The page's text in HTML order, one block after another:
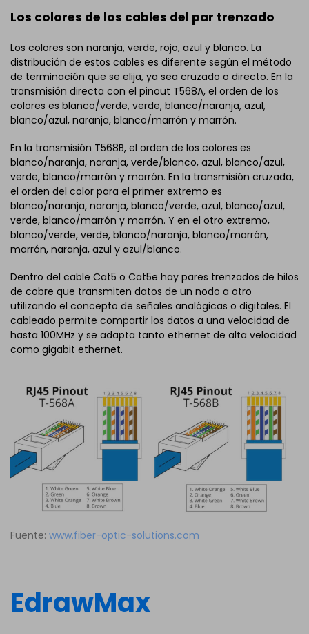
Los colores de los cables del par trenzado
Los colores son naranja, verde, rojo, azul y blanco. La
distribución de estos cables es diferente según el método
de terminación que se elija, ya sea cruzado o directo. En la
transmisión directa con el pinout T568A, el orden de los
colores es blanco/verde, verde, blanco/naranja, azul,
blanco/azul, naranja, blanco/marrón y marrón.
En la transmisión T568B, el orden de los colores es
blanco/naranja, naranja, verde/blanco, azul, blanco/azul,
verde, blanco/marrón y marrón. En la transmisión cruzada,
el orden del color para el primer extremo es
blanco/naranja, naranja, blanco/verde, azul, blanco/azul,
verde, blanco/marrón y marrón. Y en el otro extremo,
blanco/verde, verde, blanco/naranja, blanco/marrón,
marrón, naranja, azul y azul/blanco.
Dentro del cable Cat5 o Cat5e hay pares trenzados de hilos
de cobre que transmiten datos de un nodo a otro
utilizando el concepto de señales analógicas o digitales. El
cableado permite compartir los datos a una velocidad de
hasta 100MHz y se adapta tanto ethernet de alta velocidad
como gigabit ethernet.
Fuente: www.fiber-optic-solutions.com
EdrawMax